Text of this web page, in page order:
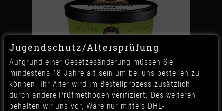
Jugendschutz/Altersprüfung
Aufgrund einer Gesetzesänderung müssen Sie
mindestens 18 Jahre alt sein um bei uns bestellen zu
können. Ihr Alter wird im Bestellprozess zusätzlich
durch andere Prüfmethoden verifiziert. Des weiteren
behalten wir uns vor, Ware nur mittels DHL-